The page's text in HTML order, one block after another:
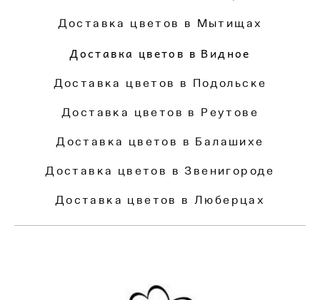
Доставка цветов в Мытищах
Доставка цветов в Видное
Доставка цветов в Подольске
Доставка цветов в Реутове
Доставка цветов в Балашихе
Доставка цветов в Звенигороде
Доставка цветов в Люберцах